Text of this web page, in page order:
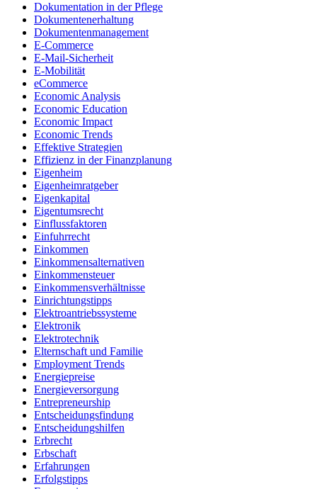
Dokumentation in der Pflege
Dokumentenerhaltung
Dokumentenmanagement
E-Commerce
E-Mail-Sicherheit
E-Mobilität
eCommerce
Economic Analysis
Economic Education
Economic Impact
Economic Trends
Effektive Strategien
Effizienz in der Finanzplanung
Eigenheim
Eigenheimratgeber
Eigenkapital
Eigentumsrecht
Einflussfaktoren
Einfuhrrecht
Einkommen
Einkommensalternativen
Einkommensteuer
Einkommensverhältnisse
Einrichtungstipps
Elektroantriebssysteme
Elektronik
Elektrotechnik
Elternschaft und Familie
Employment Trends
Energiepreise
Energieversorgung
Entrepreneurship
Entscheidungsfindung
Entscheidungshilfen
Erbrecht
Erbschaft
Erfahrungen
Erfolgstipps